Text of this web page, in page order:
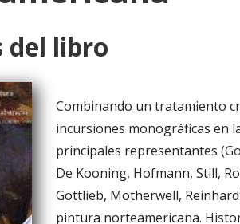
del libro
Combinando un tratamiento
incursiones monográficas en
principales representantes
De Kooning, Hofmann, Still,
Gottlieb, Motherwell,
pintura norteamericana.